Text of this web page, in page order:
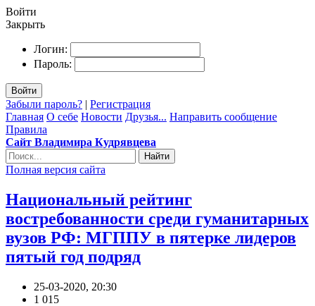
Войти
Закрыть
Логин:
Пароль:
Войти
Забыли пароль? | Регистрация
Главная О себе Новости Друзья... Направить сообщение
Правила
Сайт Владимира Кудрявцева
Найти
Полная версия сайта
Национальный рейтинг
востребованности среди гуманитарных
вузов РФ: МГППУ в пятерке лидеров
пятый год подряд
25-03-2020, 20:30
1 015